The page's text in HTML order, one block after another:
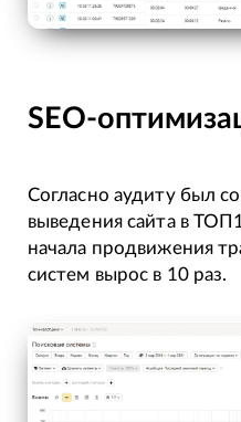
SEO-
Согласно аудиту был
выведения сайта в
начала продвижения
систем вырос в 10 раз.